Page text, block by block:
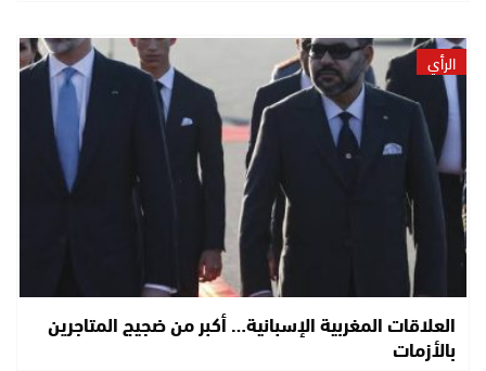
الرأي
العلاقات المغربية الإسبانية… أكبر من ضجيج المتاجرين
بالأزمات